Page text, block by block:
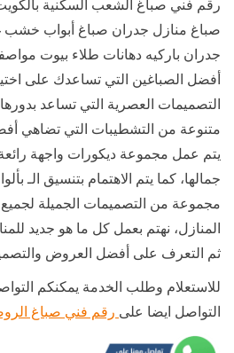
رقم فني صباغ الشعب السكنية
صباغ منازل جدران صباغ أبواب
جدران باركيه دهانات طلاء بيوت
أفضل الصباغين التي تساعدك على
التصميمات العصرية التي تساعد
متنوعة من التشطيبات التي تضاهي
يتم عمل مجموعة ديكورات واجهة
جمالها، كما يتم الاهتمام بتنسيق الـ
مجموعة من التصميمات الجميلة لجميع
المنازل، نهتم بعمل كل ما هو جديد
ثم التعرف على أفضل العروض
للاستعلام وطلب الخدمة يمكنكم
التواصل ايضا على رقم فني صباغ